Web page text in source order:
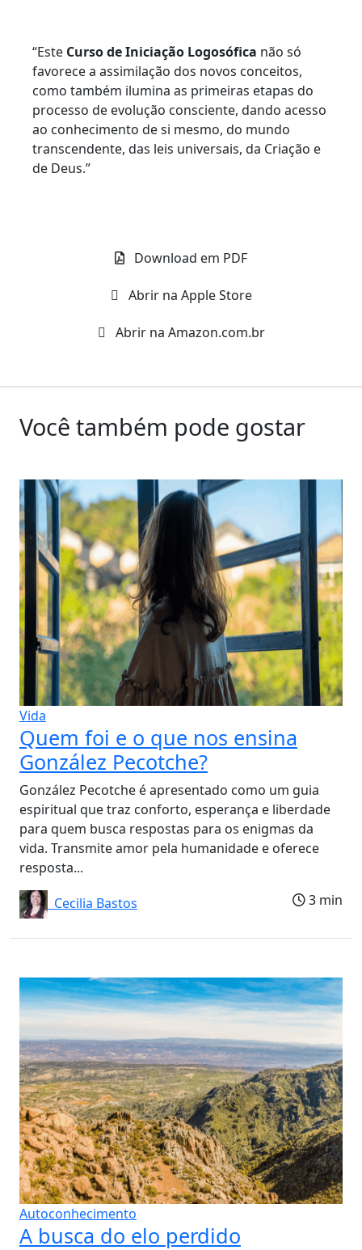
“Este Curso de Iniciação Logosófica não só
favorece a assimilação dos novos conceitos,
como também ilumina as primeiras etapas do
processo de evolução consciente, dando acesso
ao conhecimento de si mesmo, do mundo
transcendente, das leis universais, da Criação e
de Deus.”
Download em PDF
Abrir na Apple Store
Abrir na Amazon.com.br
Você também pode gostar
Vida
Quem foi e o que nos ensina
González Pecotche?
González Pecotche é apresentado como um guia
espiritual que traz conforto, esperança e liberdade
para quem busca respostas para os enigmas da
vida. Transmite amor pela humanidade e oferece
resposta...
Cecilia Bastos
3 min
Autoconhecimento
A busca do elo perdido